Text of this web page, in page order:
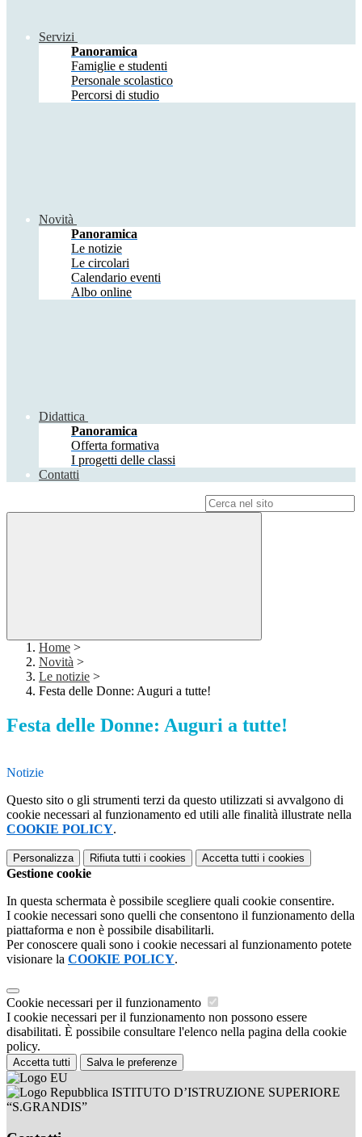
Servizi
Panoramica
Famiglie e studenti
Personale scolastico
Percorsi di studio
Novità
Panoramica
Le notizie
Le circolari
Calendario eventi
Albo online
Didattica
Panoramica
Offerta formativa
I progetti delle classi
Contatti
Home >
Novità >
Le notizie >
Festa delle Donne: Auguri a tutte!
Festa delle Donne: Auguri a tutte!
Notizie
Questo sito o gli strumenti terzi da questo utilizzati si avvalgono di
cookie necessari al funzionamento ed utili alle finalità illustrate nella
COOKIE POLICY.
Personalizza Rifiuta tutti i cookies Accetta tutti i cookies
Gestione cookie
In questa schermata è possibile scegliere quali cookie consentire.
I cookie necessari sono quelli che consentono il funzionamento della
piattaforma e non è possibile disabilitarli.
Per conoscere quali sono i cookie necessari al funzionamento potete
visionare la COOKIE POLICY.
Cookie necessari per il funzionamento
I cookie necessari per il funzionamento non possono essere
disabilitati. È possibile consultare l'elenco nella pagina della cookie
policy.
Accetta tutti Salva le preferenze
ISTITUTO D’ISTRUZIONE SUPERIORE
“S.GRANDIS”